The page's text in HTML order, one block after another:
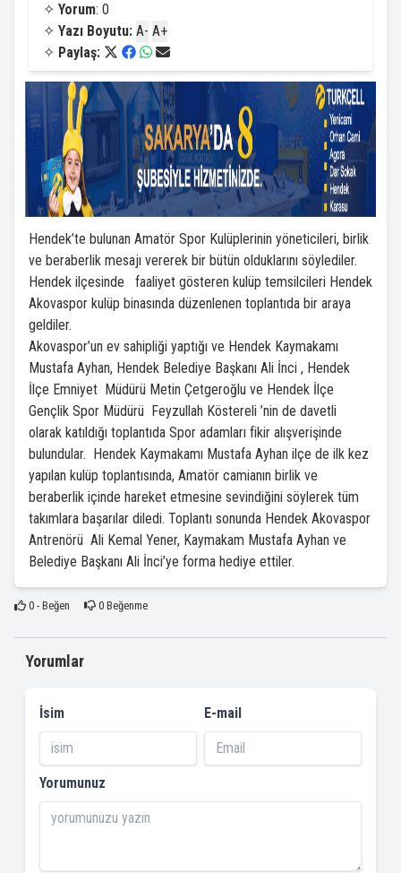
✧ Yorum: 0
✧ Yazı Boyutu: A- A+
✧ Paylaş:
Hendek’te bulunan Amatör Spor Kulüplerinin yöneticileri, birlik
ve beraberlik mesajı vererek bir bütün olduklarını söylediler.
Hendek ilçesinde faaliyet gösteren kulüp temsilcileri Hendek
Akovaspor kulüp binasında düzenlenen toplantıda bir araya
geldiler.
Akovaspor’un ev sahipliği yaptığı ve Hendek Kaymakamı
Mustafa Ayhan, Hendek Belediye Başkanı Ali İnci , Hendek
İlçe Emniyet Müdürü Metin Çetgeroğlu ve Hendek İlçe
Gençlik Spor Müdürü Feyzullah Köstereli ’nin de davetli
olarak katıldığı toplantıda Spor adamları fikir alışverişinde
bulundular. Hendek Kaymakamı Mustafa Ayhan ilçe de ilk kez
yapılan kulüp toplantısında, Amatör camianın birlik ve
beraberlik içinde hareket etmesine sevindiğini söylerek tüm
takımlara başarılar diledi. Toplantı sonunda Hendek Akovaspor
Antrenörü Ali Kemal Yener, Kaymakam Mustafa Ayhan ve
Belediye Başkanı Ali İnci’ye forma hediye ettiler.
0- Beğen 0Beğenme
Yorumlar
İsim E-mail
Yorumunuz